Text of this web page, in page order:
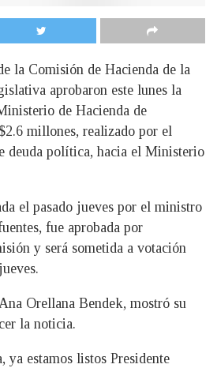
la Comisión de Hacienda de la
aprobaron este lunes la
de Hacienda de
millones, realizado por el
deuda política, hacia el Ministerio
el pasado jueves por el ministro
fue aprobada por
y será sometida a votación
Orellana Bendek, mostró su
la noticia.
ya estamos listos Presidente